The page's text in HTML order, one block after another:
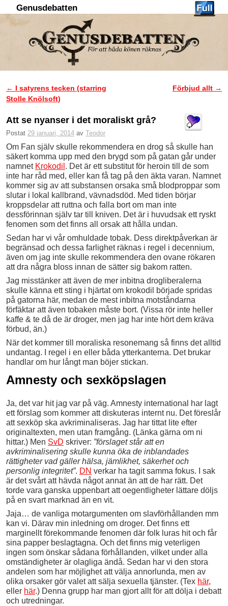
Genusdebatten
Inläggsnavigering
← I satyrens tecken (starring
Stolle Knölsoft)
Förbjud allt →
Att se nyanser i det moraliskt grå?
Postat 29 januari, 2014 av Teodor
Om Fan själv skulle rekommendera en drog så skulle han
säkert komma upp med den brygd som på gatan går under
namnet Krokodil . Det är ett substitut för heroin till de som
inte har råd med, eller kan få tag på den äkta varan. Namnet
kommer sig av att substansen orsaka små blodproppar som
slutar i lokal kallbrand, vävnadsdöd. Med tiden börjar
kroppsdelar att ruttna och falla bort om man inte
dessförinnan själv tar till kniven. Det är i huvudsak ett ryskt
fenomen som det finns all orsak att hålla undan.
Sedan har vi vår omhuldade tobak. Dess direktpåverkan är
begränsad och dessa farlighet räknas i regel i decennium,
även om jag inte skulle rekommendera den ovane rökaren
att dra några bloss innan de sätter sig bakom ratten.
Jag misstänker att även de mer inbitna drogliberalerna
skulle känna ett sting i hjärtat om krokodil började spridas
på gatorna här, medan de mest inbitna motståndarna
förfäktar att även tobaken måste bort. (Vissa rör inte heller
kaffe & te då de är droger, men jag har inte hört dem kräva
förbud, än.)
När det kommer till moraliska resonemang så finns det alltid
undantag. I regel i en eller båda ytterkanterna. Det brukar
handlar om hur långt man böjer stickan.
Amnesty och sexköpslagen
Ja, det var hit jag var på väg. Amnesty international har lagt
ett förslag som kommer att diskuteras internt nu. Det föreslår
att sexköp ska avkriminaliseras. Jag har tittat lite efter
originaltexten, men utan framgång. (Länka gärna om ni
hittar.) Men SvD skriver: ”förslaget står att en
avkriminalisering skulle kunna öka de inblandades
rättigheter vad gäller hälsa, jämlikhet, säkerhet och
personlig integritet”. DN verkar ha tagit samma fokus. I sak
är det svårt att hävda något annat än att de har rätt. Det
torde vara ganska uppenbart att oegentligheter lättare döljs
på en svart marknad än en vit.
Jaja… de vanliga motargumenten om slavförhållanden mm
kan vi. Därav min inledning om droger. Det finns ett
marginellt förekommande fenomen där folk luras hit och får
sina papper beslagtagna. Och det finns mig veterligen
ingen som önskar sådana förhållanden, vilket under alla
omständigheter är olagliga ändå. Sedan har vi den stora
andelen som har möjlighet att välja annorlunda, men av
olika orsaker gör valet att sälja sexuella tjänster. (Tex här,
eller här.) Denna grupp har man gjort allt för att dölja i debatt
och utredningar.